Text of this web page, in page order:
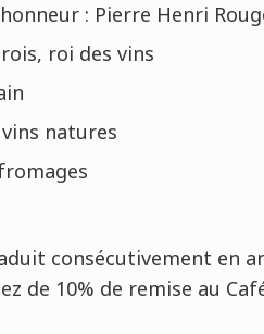
: Pierre Henri
roi des vins
natures
consécutivement en
de 10% de remise au